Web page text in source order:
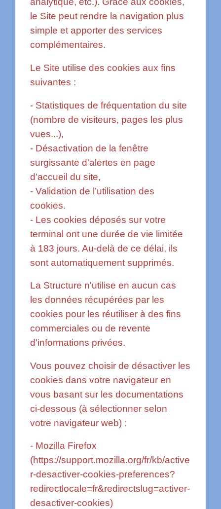
le Site peut rendre la navigation plus
simple et apporter des services
complémentaires.
Le Site utilise des cookies aux fins
suivantes :
- Statistiques de fréquentation du site
(nombre de visiteurs, pages les plus
vues...),
- Désactivation de la fenêtre
surgissante d'alertes en page
d'accueil du site,
- Validation de l’utilisation des
cookies.
- Les cookies déposés sur votre
terminal ont une durée de vie limitée
à 183 jours. Au-delà de ce délai, ils
sont automatiquement supprimés.
La Structure n'utilise en aucun cas
les données récupérées par les
cookies pour les réutiliser à des fins
commerciales ou de revente
d'informations privées.
Vous pouvez choisir de désactiver les
cookies dans votre navigateur en
vous basant sur les documentations
ci-dessous (à sélectionner selon
votre navigateur web) :
- Mozilla Firefox
(https://support.mozilla.org/fr/kb/active
r-desactiver-cookies-preferences?
redirectlocale=fr&redirectslug=activer-
desactiver-cookies)